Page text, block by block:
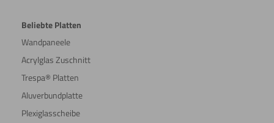
Beliebte Platten
Wandpaneele
Acrylglas Zuschnitt
Trespa® Platten
Aluverbundplatte
Plexiglasscheibe